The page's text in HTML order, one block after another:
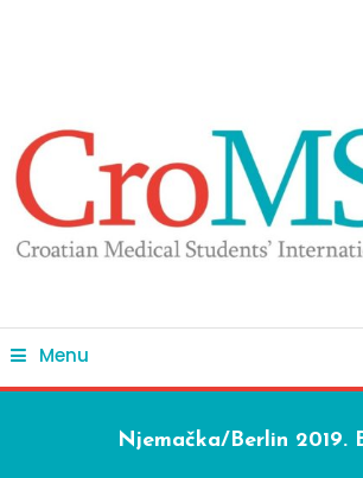
Menu
Njemačka/Berlin 2019.